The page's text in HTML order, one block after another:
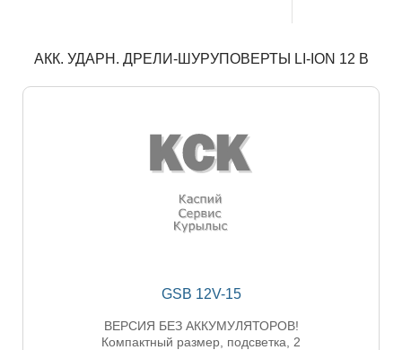
АКК. УДАРН. ДРЕЛИ-ШУРУПОВЕРТЫ LI-ION 12 В
GSB 12V-15
ВЕРСИЯ БЕЗ АККУМУЛЯТОРОВ!
Компактный размер, подсветка, 2